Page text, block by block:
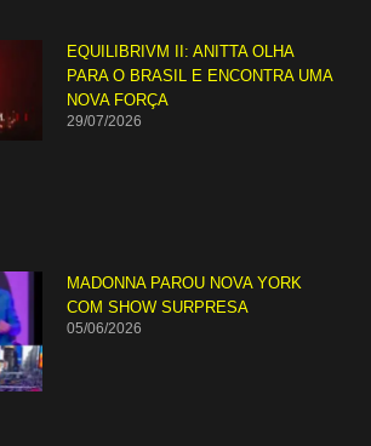
EQUILIBRIVM II: ANITTA OLHA
PARA O BRASIL E ENCONTRA UMA
NOVA FORÇA
29/07/2026
MADONNA PAROU NOVA YORK
COM SHOW SURPRESA
05/06/2026